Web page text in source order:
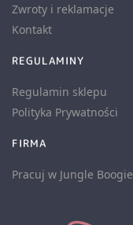
Zwroty i reklamacje
Kontakt
REGULAMINY
Regulamin sklepu
Polityka Prywatności
FIRMA
Pracuj w Jungle Boogie